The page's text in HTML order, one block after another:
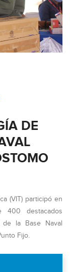
DE
(VIT) participó en
destacados
de la Base Naval
Fijo.